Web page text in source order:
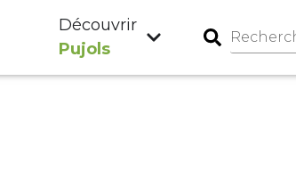
Découvrir
Pujols